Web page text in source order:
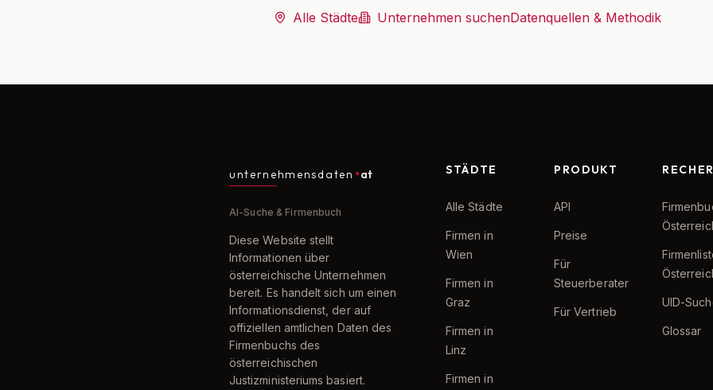
Alle Städte
Unternehmen suchenDatenquellen & Methodik
unternehmensdaten at
AI-Suche & Firmenbuch
Diese Website stellt
Informationen über
österreichische Unternehmen
bereit. Es handelt sich um einen
Informationsdienst, der auf
offiziellen amtlichen Daten des
Firmenbuchs des
österreichischen
Justizministeriums basiert.
STÄDTE
Alle Städte
Firmen in
Wien
Firmen in
Graz
Firmen in
Linz
Firmen in
PRODUKT
API
Preise
Für
Steuerberater
Für Vertrieb
UID-
Glossar